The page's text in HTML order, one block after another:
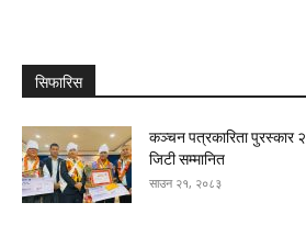
सिफारिस
कञ्चन पत्रकारिता पुरस्कार
जिटी सम्मानित
साउन २१, २०८३